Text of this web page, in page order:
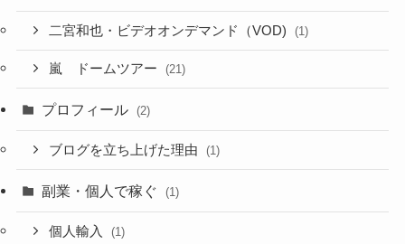
二宮和也・ビデオオンデマンド（VOD) (1)
嵐 ドームツアー (21)
プロフィール (2)
ブログを立ち上げた理由 (1)
副業・個人で稼ぐ (1)
個人輸入 (1)